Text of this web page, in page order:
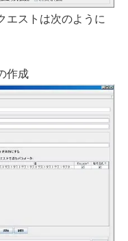
ストは次のように
作成